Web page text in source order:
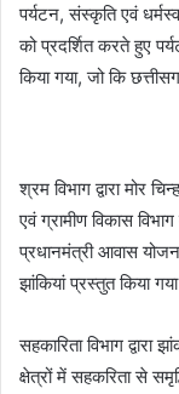
पर्यटन, संस्कृति एवं
को प्रदर्शित करते हुए
किया गया, जो कि
श्रम विभाग द्वारा मोर
एवं ग्रामीण विकास विभाग
प्रधानमंत्री आवास
झांकियां प्रस्तुत किया
सहकारिता विभाग
क्षेत्रों में सहकरिता से